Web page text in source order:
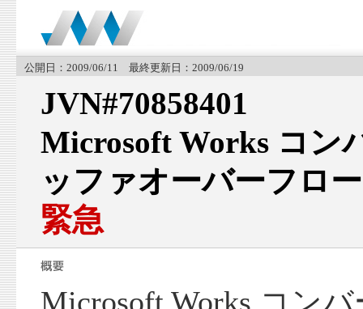
公開日：2009/06/11 最終更新日：2009/06/19
JVN#70858401
Microsoft Works コン
ッファオーバーフロ
緊急